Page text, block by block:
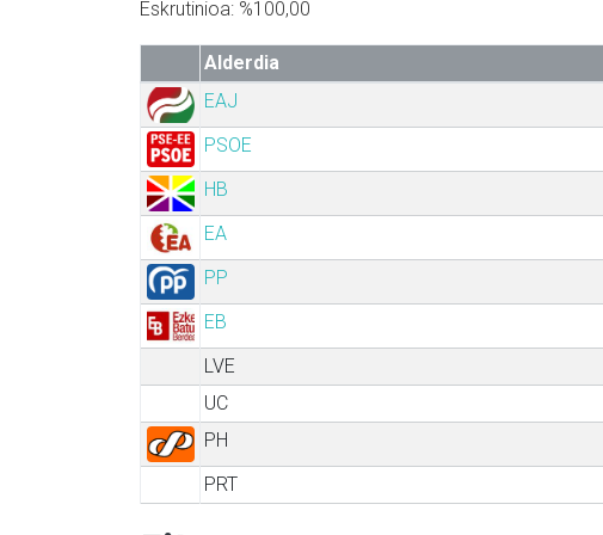
Eskrutinioa: %100,00
Alderdia
EAJ
PSOE
HB
EA
PP
EB
LVE
UC
PH
PRT